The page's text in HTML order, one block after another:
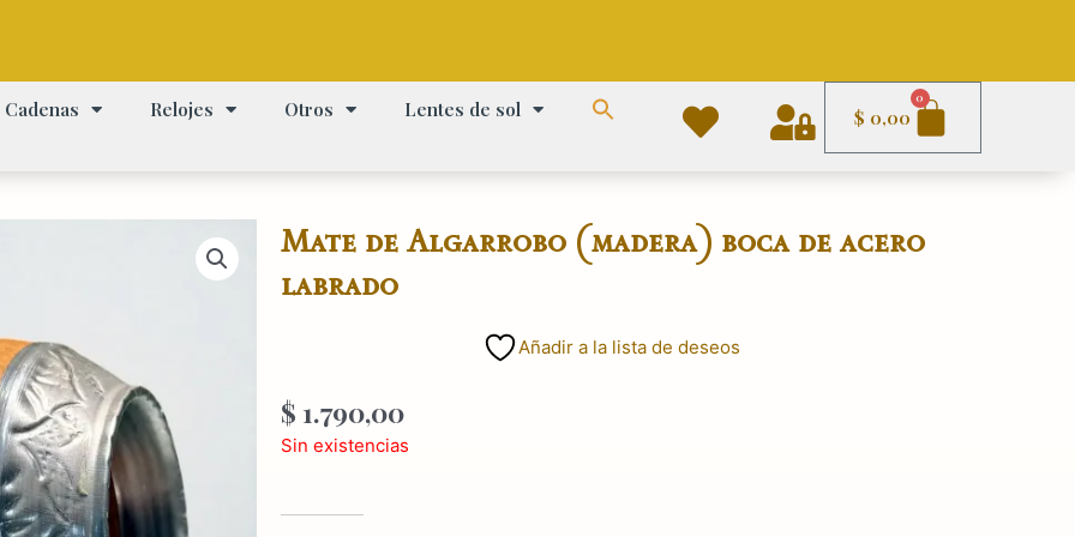
Cadenas Relojes Otros Lentes de sol $ 0,00
0
Carrito
Mate de Algarrobo (madera) boca de acero
labrado
Añadir a la lista de deseos
$ 1.790,00
Sin existencias